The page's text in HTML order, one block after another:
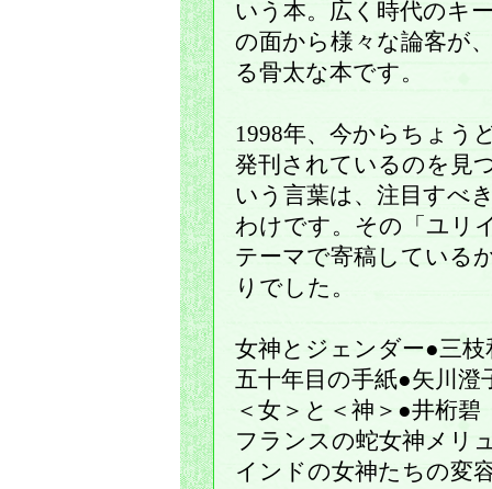
いう本。広く時代のキ
の面から様々な論客が
る骨太な本です。
1998年、今からちょう
発刊されているのを見
いう言葉は、注目すべ
わけです。その「ユリ
テーマで寄稿している
りでした。
女神とジェンダー●三枝
五十年目の手紙●矢川澄
＜女＞と＜神＞●井桁碧
フランスの蛇女神メリ
インドの女神たちの変